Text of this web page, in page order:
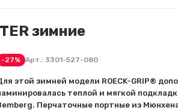
зимние
-27% Арт.:3301-527-080
этой зимней модели ROECK-GRIP®
теплой и мягкой
Перчаточные портные из